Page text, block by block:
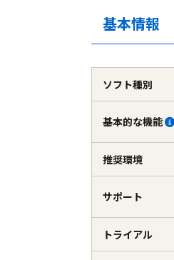
基本情報
ソフト種別
基本的な機能
推奨環境
サポート
トライアル